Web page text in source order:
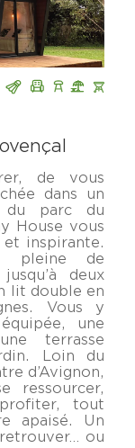
de vous
dans un
parc du
House vous
inspirante.
pleine de
deux
lit double en
Vous y
une
terrasse
Loin du
d’Avignon,
ressourcer,
tout
apaisé. Un
ou